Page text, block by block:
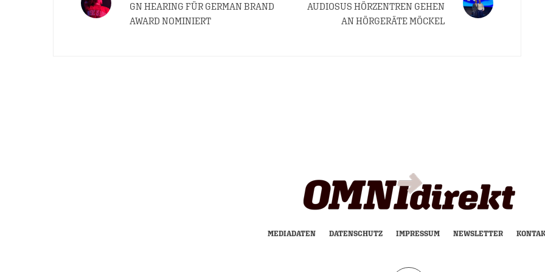
GN HEARING FÜR GERMAN BRAND
AWARD NOMINIERT
AUDIOSUS HÖRZENTREN GEHEN
AN HÖRGERÄTE MÖCKEL
MEDIADATEN DATENSCHUTZ IMPRESSUM NEWSLETTER